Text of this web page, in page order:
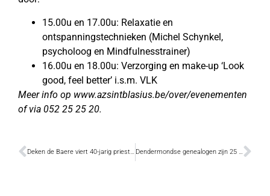
15.00u en 17.00u: Relaxatie en
ontspanningstechnieken (Michel Schynkel,
psycholoog en Mindfulnesstrainer)
16.00u en 18.00u: Verzorging en make-up ‘Look
good, feel better’ i.s.m. VLK
Meer info op www.azsintblasius.be/over/evenementen
of via 052 25 25 20.
Deken de Baere viert 40-jarig priesterjubileum Dendermondse genealogen zijn 25 jaar verenigd